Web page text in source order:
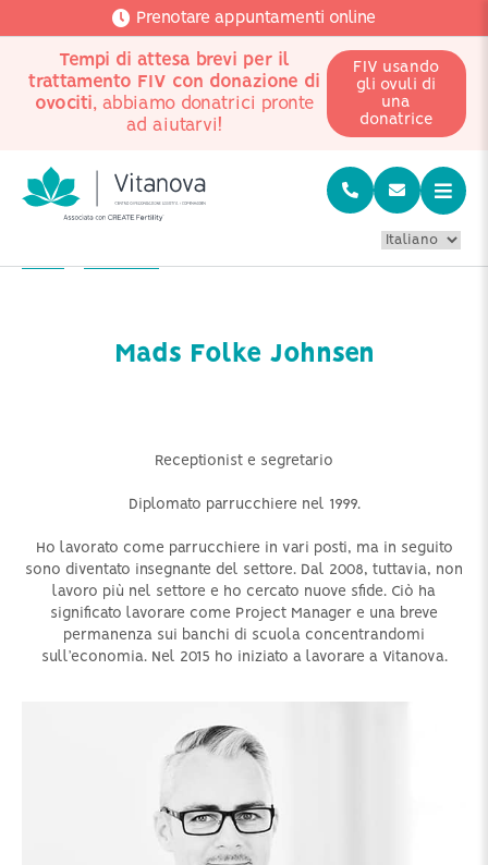
Prenotare appuntamenti online
Tempi di attesa brevi per il
trattamento FIV con donazione di
ovociti, abbiamo donatrici pronte
ad aiutarvi!
FIV usando
gli ovuli di
una
donatrice
Home Chi siamo? Mads Folke Johnsen
Mads Folke Johnsen
Receptionist e segretario
Diplomato parrucchiere nel 1999.
Ho lavorato come parrucchiere in vari posti, ma in seguito
sono diventato insegnante del settore. Dal 2008, tuttavia, non
lavoro più nel settore e ho cercato nuove sfide. Ciò ha
significato lavorare come Project Manager e una breve
permanenza sui banchi di scuola concentrandomi
sull’economia. Nel 2015 ho iniziato a lavorare a Vitanova.